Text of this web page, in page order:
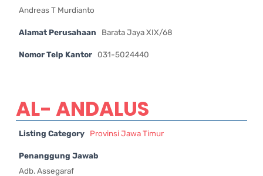
Andreas T Murdianto
Alamat Perusahaan Barata Jaya XIX/68
Nomor Telp Kantor 031-5024440
AL- ANDALUS
Listing Category Provinsi Jawa Timur
Penanggung Jawab
Adb. Assegaraf